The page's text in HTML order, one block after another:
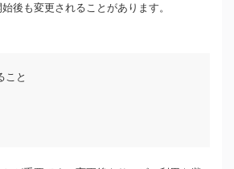
後も変更されることがあります。
こと